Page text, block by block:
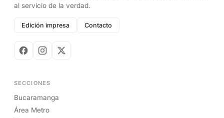
al servicio de la verdad.
Edición impresa Contacto
SECCIONES
Bucaramanga
Área Metro